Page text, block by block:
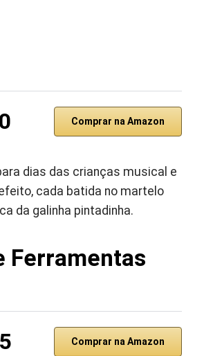
Comprar na Amazon
dias das crianças musical e
cada batida no martelo
da galinha pintadinha.
Ferramentas
Comprar na Amazon